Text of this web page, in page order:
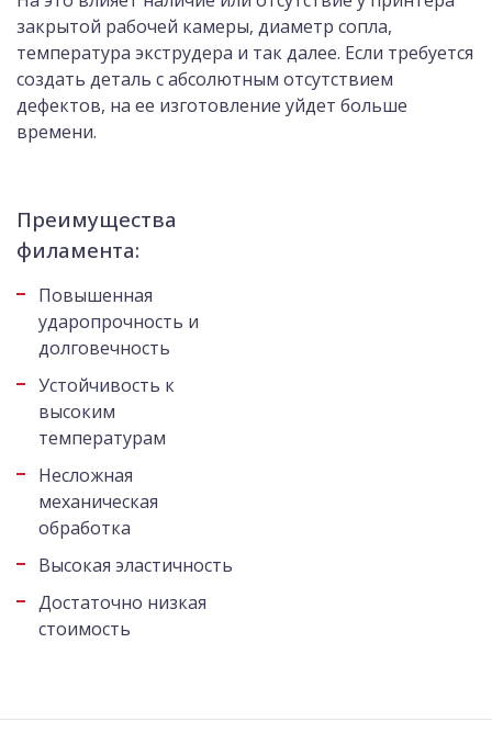
закрытой рабочей камеры, диаметр сопла,
температура экструдера и так далее. Если требуется
создать деталь с абсолютным отсутствием
дефектов, на ее изготовление уйдет больше
времени.
Преимущества
филамента:
Повышенная
ударопрочность и
долговечность
Устойчивость к
высоким
температурам
Несложная
механическая
обработка
Высокая эластичность
Достаточно низкая
стоимость